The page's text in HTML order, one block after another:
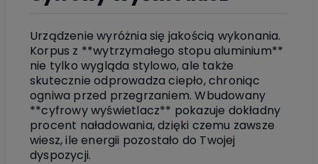
Urządzenie wyróżnia się jakością wykonania.
Korpus z **wytrzymałego stopu aluminium**
nie tylko wygląda stylowo, ale także
skutecznie odprowadza ciepło, chroniąc
ogniwa przed przegrzaniem. Wbudowany
**cyfrowy wyświetlacz** pokazuje dokładny
procent naładowania, dzięki czemu zawsze
wiesz, ile energii pozostało do Twojej
dyspozycji.